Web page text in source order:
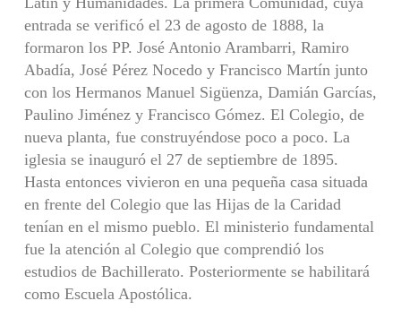
entrada se verificó el 23 de agosto de 1888, la
formaron los PP. José Antonio Arambarri, Ramiro
Abadía, José Pérez Nocedo y Francisco Martín junto
con los Hermanos Manuel Sigüenza, Damián Garcías,
Paulino Jiménez y Francisco Gómez. El Colegio, de
nueva planta, fue construyéndose poco a poco. La
iglesia se inauguró el 27 de septiembre de 1895.
Hasta entonces vivieron en una pequeña casa situada
en frente del Colegio que las Hijas de la Caridad
tenían en el mismo pueblo. El ministerio fundamental
fue la atención al Colegio que comprendió los
estudios de Bachillerato. Posteriormente se habilitará
como Escuela Apostólica.